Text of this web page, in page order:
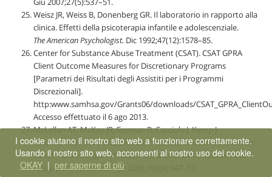
Weisz JR, Weiss B, Donenberg GR. Il laboratorio in rapporto alla
clinica. Effetti della psicoterapia infantile e adolescenziale.
The American Psychologist. Dic 1992;47(12):1578–85.
Center for Substance Abuse Treatment (CSAT). CSAT GPRA
Client Outcome Measures for Discretionary Programs
[Parametri dei Risultati degli Assistiti per i Programmi
Discrezionali].
http:www.samhsa.gov/Grants06/downloads/
Accesso effettuato il 6 ago 2013.
McLellan AT, McKay JR, Forman R, Cacciola J, Kemp J.
Riconsiderare la valutazione dei trattamenti delle dipendenze:
da un monitoraggio retrospettivo a uno contemporaneo al
recupero.Dipendenza.Apr 2005;
I cookie aiutano il nostro sito web a funzionare correttamente.
Usando il nostro sito web, acconsenti al nostro uso dei cookie.
OKAY | per saperne di più